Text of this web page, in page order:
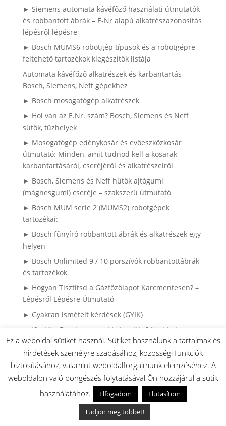
► Siemens automata kávéfőző használati útmutatók
és robbantott ábrák – E-Nr alapú alkatrészazonosítás
lépésről lépésre
► Bosch MUMS6 robotgép típusok és a robotgépre
feltehető tartozékok kiegészítők listája
Automata kávéfőző alkatrészek és karbantartás –
Bosch, Siemens, Neff gépekhez
► Bosch mosogatógép alkatrészek
► Hol van az E.Nr. szám? Bosch, Siemens és Neff
sütők, tűzhelyek
► Mosogatógép edénykosár és evőeszközkosár
útmutató: Minden, amit tudnod kell a kosarak
karbantartásáról, cseréjéről és alkatrészeiről
► Bosch, Siemens és Neff hűtők ajtógumi
(mágnesgumi) cseréje – szakszerű útmutató
► Bosch MUM serie 2 (MUMS2) robotgépek
tartozékai:
► Bosch fűnyíró robbantott ábrák és alkatrészek egy
helyen
► Bosch Unlimited 9 / 10 porszívók robbantottábrák
és tartozékok
► Hogyan Tisztítsd a Gázfőzőlapot Karcmentesen? –
Lépésről Lépésre Útmutató
► Gyakran ismételt kérdések (GYIK)
► Víz áll a Bosch mosogatógép alján? Ne hívd a
szerelőt, ezt nézd meg először! (+VIDEÓ)
► Miért mennek tönkre a ruhák mosás közben? – Így
látja egy mosógépszerelő
► Bosch Tronic Bojlerek robbantott ábrái
alkatrészkeresővel
► 5 hiba ami lehet hogy nem a mosogatógép hibája:
Ez a weboldal sütiket használ. Sütiket használunk a tartalmak és
hirdetések személyre szabásához, közösségi funkciók
biztosításához, valamint weboldalforgalmunk elemzéséhez. A
weboldalon való böngészés folytatásával Ön hozzájárul a sütik
használatához.
Elfogadom
Elutasítom
Tudjon meg többet!